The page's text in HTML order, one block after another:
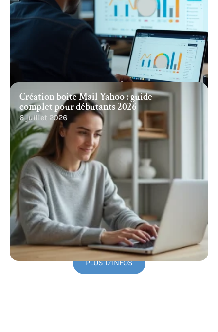
Création boite Mail Yahoo : guide
complet pour débutants 2026
6 juillet 2026
PLUS D’INFOS